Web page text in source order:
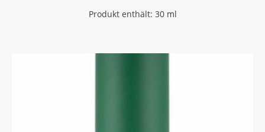
Produkt enthält: 30 ml